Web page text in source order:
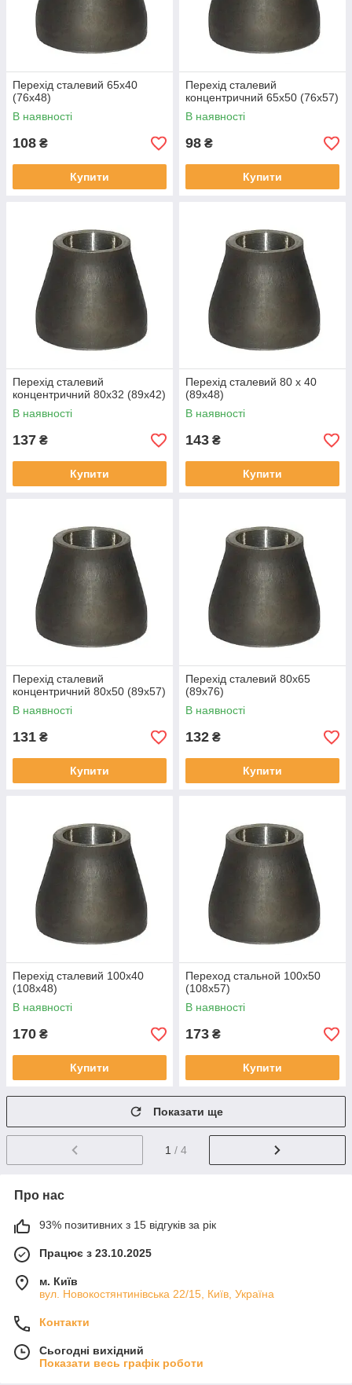
Перехід сталевий 65х40
(76х48)
В наявності
108 ₴
Купити
Перехід сталевий
концентричний 65х50 (76х57)
В наявності
98 ₴
Купити
Перехід сталевий
концентричний 80х32 (89х42)
В наявності
137 ₴
Купити
Перехід сталевий 80 х 40
(89х48)
В наявності
143 ₴
Купити
Перехід сталевий
концентричний 80х50 (89х57)
В наявності
131 ₴
Купити
Перехід сталевий 80х65
(89х76)
В наявності
132 ₴
Купити
Перехід сталевий 100х40
(108х48)
В наявності
170 ₴
Купити
Переход стальной 100х50
(108х57)
В наявності
173 ₴
Купити
Показати ще
1 / 4
Про нас
93% позитивних з 15 відгуків за рік
Працює з 23.10.2025
м. Київ
вул. Новокостянтинівська 22/15, Київ, Україна
Контакти
Сьогодні вихідний
Показати весь графік роботи